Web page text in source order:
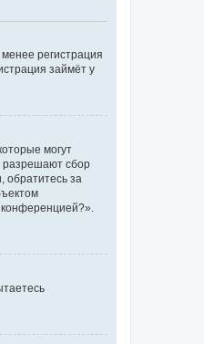
регистрация
займёт у
могут
разрешают сбор
за